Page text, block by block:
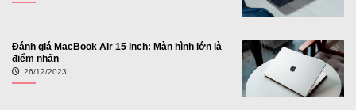
Đánh giá MacBook Air 15 inch: Màn hình lớn là
điểm nhấn
26/12/2023